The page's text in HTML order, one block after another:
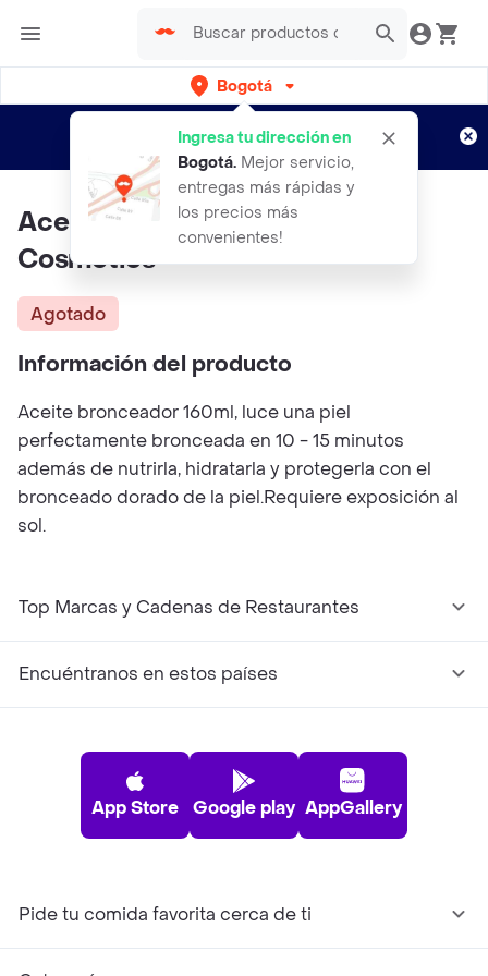
Bogotá
Ingresa tu dirección en
Bogotá. Mejor servicio,
entregas más rápidas y
los precios más
convenientes!
envíos gratis por semanas
Aplican TyC
Aceite Bronceador | Syam
Cosmetics
Agotado
Información del producto
Aceite bronceador 160ml, luce una piel
perfectamente bronceada en 10 - 15 minutos
además de nutrirla, hidratarla y protegerla con el
bronceado dorado de la piel.Requiere exposición al
sol.
Top Marcas y Cadenas de Restaurantes
Encuéntranos en estos países
App Store Google play AppGallery
Pide tu comida favorita cerca de ti